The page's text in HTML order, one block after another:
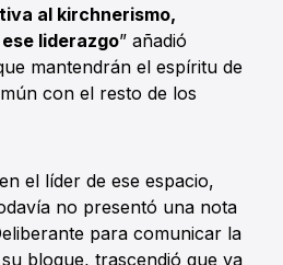
al kirchnerismo,
liderazgo” añadió
mantendrán el espíritu de
con el resto de los
el líder de ese espacio,
no presentó una nota
para comunicar la
bloque, trascendió que ya